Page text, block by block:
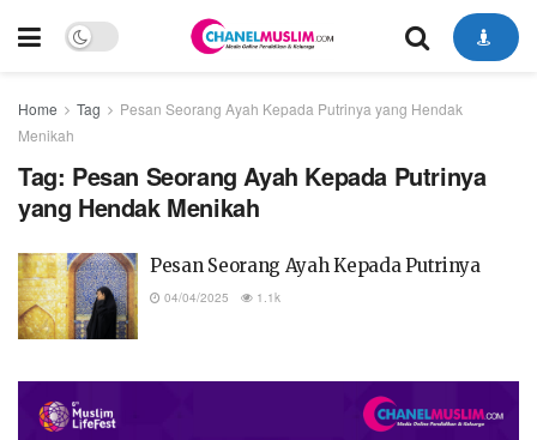
Home Tag
Pesan Seorang Ayah Kepada Putrinya yang Hendak
Menikah
Tag: Pesan Seorang Ayah Kepada Putrinya
yang Hendak Menikah
Pesan Seorang Ayah Kepada Putrinya
04/04/2025 1.1k